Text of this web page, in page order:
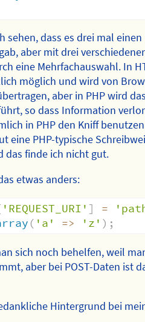
sehen, dass es drei mal einen
gab, aber mit drei
eine Mehrfachauswahl. In
möglich und wird von
aber in PHP wird
so dass Information
in PHP den Kniff
eine PHP-typische
das finde ich nicht gut.
etwas anders:
'REQUEST_URI' ] =
( 'a' => 'z' ) ;
sich noch behelfen, weil
aber bei POST-Daten ist
Hintergrund bei